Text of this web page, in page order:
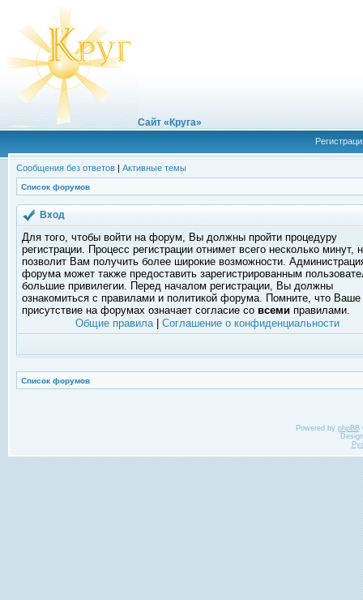
Сайт «Круга»
Сообщения без ответов | Активные темы
Список форумов
Вход
Для того, чтобы войти на форум, Вы должны пройти процедуру
регистрации. Процесс регистрации отнимет всего несколько минут,
позволит Вам получить более широкие возможности.
форума может также предоставить зарегистрированным
большие привилегии. Перед началом регистрации, Вы должны
ознакомиться с правилами и политикой форума. Помните, что Ваше
присутствие на форумах означает согласие со всеми правилами.
Общие правила| Соглашение о конфиденциальности
Список форумов
Powered by phpBB